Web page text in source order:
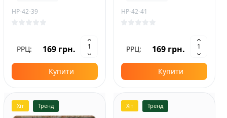
HP-42-39
РРЦ: 169 грн.
Купити
HP-42-41
РРЦ: 169 грн.
Купити
Хіт Тренд Хіт Тренд